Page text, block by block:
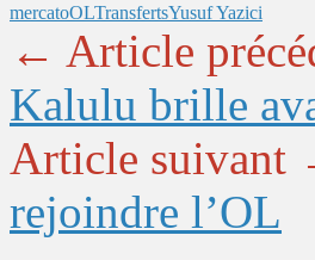
mercatoOLTransfertsYusuf Yazici
← Article
Kalulu brille
Article suivant
rejoindre l’OL